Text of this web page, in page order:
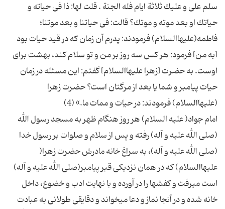
سلم على و علیك ثلاثة ایام فله الجنة . قلت لها: ذا فى حیاته و
حیاتك او بعد موته و موتك؟ قالت: فى حیاتنا و بعد موتنا؛
فاطمه(علیهاالسلام) فرمودند: پدرم آن زمان كه در قید حیات بود
[به من] فرمود: هر كس سه روز بر من و تو سلام كند، بهشت ‏براى
اوست. به حضرت [زهرا علیهاالسلام] گفتم: این مسئله در زمان
حیات پیامبر و شما یا بعد از مرگتان است؟ حضرت زهرا
امام جواد( علیه السلام) هر روز هنگام ظهر به مسجد رسول الله
(صلى الله علیه و آله) رفته و پس از سلام و صلوات بر رسول خدا
(صلى الله علیه و آله)، به سراغ خانه مادرش حضرت زهرا(
علیهاالسلام) كه در همان نزدیكى قبر پیامبر(صلى الله علیه و آله)
است مى‏رفت و كفشها را در آورده و با نهایت ادب و خضوع، داخل
خانه شده و در آنجا نماز و دعا مى‏خواند و دقایقى طولانى به عبادت